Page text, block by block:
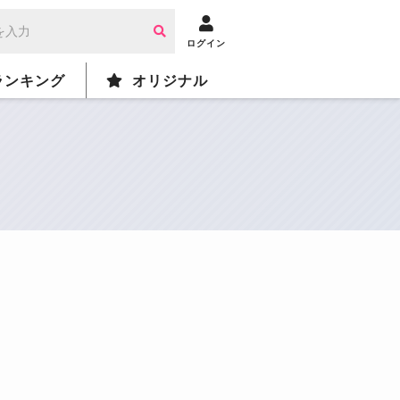
ログイン
ンキング オリジナル